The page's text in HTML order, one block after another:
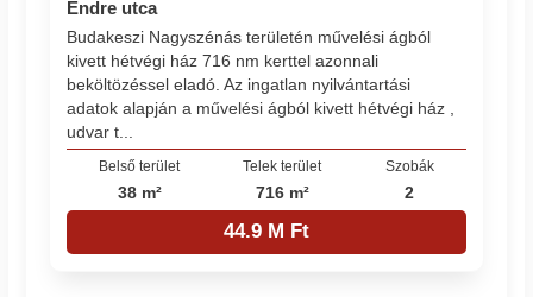
Endre utca
Budakeszi Nagyszénás területén művelési ágból
kivett hétvégi ház 716 nm kerttel azonnali
beköltözéssel eladó. Az ingatlan nyilvántartási
adatok alapján a művelési ágból kivett hétvégi ház ,
udvar t...
Belső terület
38 m²
Telek terület
716 m²
Szobák
2
44.9 M Ft